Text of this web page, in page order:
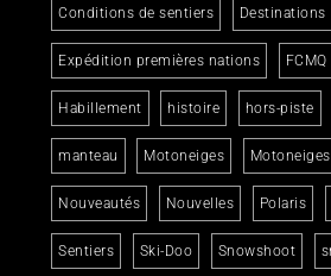
Conditions de sentiers Destinations
Expédition premières nations FCMQ
Habillement histoire hors-piste
manteau Motoneiges
Nouveautés Nouvelles Polaris
Sentiers Ski-Doo Snowshoot